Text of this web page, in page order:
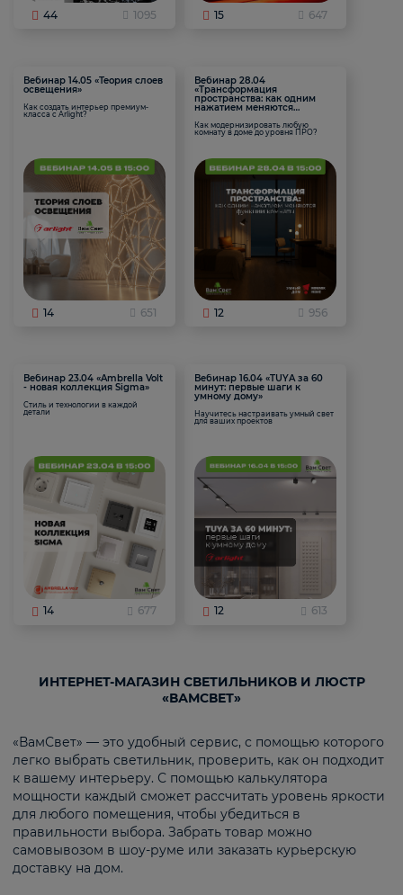
44 1095 15 647
Вебинар 14.05 «Теория слоев
освещения»
Как создать интерьер премиум-
класса с Arlight?
14 651
Вебинар 28.04
«Трансформация
пространства: как одним
нажатием меняются
Как модернизировать любую
комнату в доме до уровня ПРО?
12 956
Вебинар 23.04 «Ambrella Volt
- новая коллекция Sigma»
Стиль и технологии в каждой
детали
14 677
Вебинар 16.04 «TUYA за 60
минут: первые шаги к
умному дому»
Научитесь настраивать умный свет
для ваших проектов
12 613
ИНТЕРНЕТ-МАГАЗИН СВЕТИЛЬНИКОВ И ЛЮСТР
«ВАМСВЕТ»
«ВамСвет» — это удобный сервис, с помощью которого
легко выбрать светильник, проверить, как он подходит
к вашему интерьеру. С помощью калькулятора
мощности каждый сможет рассчитать уровень яркости
для любого помещения, чтобы убедиться в
правильности выбора. Забрать товар можно
самовывозом в шоу-руме или заказать курьерскую
доставку на дом.